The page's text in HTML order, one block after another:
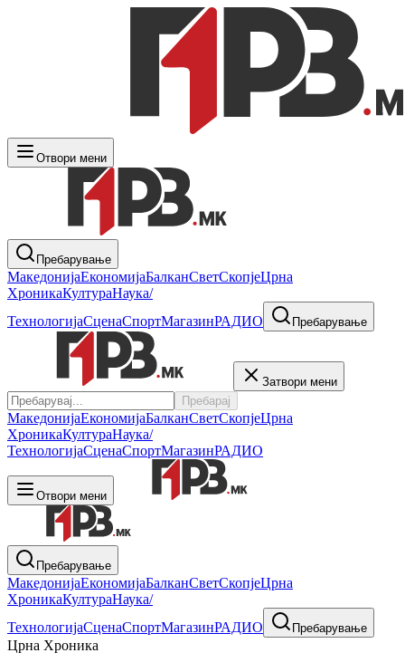
Отвори мени
Пребарување
МакедонијаЕкономијаБалканСветСкопјеЦрна
ХроникаКултураНаука/
ТехнологијаСценаСпортМагазинРАДИО Пребарување
Затвори мени
Пребарај
МакедонијаЕкономијаБалканСветСкопјеЦрна
ХроникаКултураНаука/
ТехнологијаСценаСпортМагазинРАДИО
Отвори мени
Пребарување
МакедонијаЕкономијаБалканСветСкопјеЦрна
ХроникаКултураНаука/
ТехнологијаСценаСпортМагазинРАДИО Пребарување
Црна Хроника